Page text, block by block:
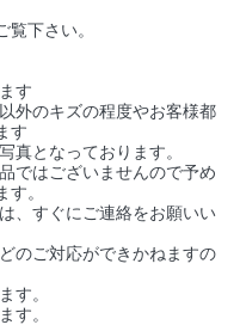
下さい。
す
外のキズの程度やお客様都
す
となっております。
ではございませんので予め
。
、すぐにご連絡をお願いい
のご対応ができかねますの
す。
す。